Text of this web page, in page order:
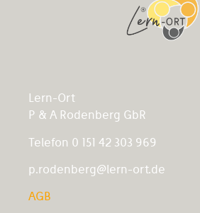
Lern-Ort
P & A Rodenberg GbR
Telefon 0 151 42 303 969
p.rodenberg@lern-ort.de
AGB